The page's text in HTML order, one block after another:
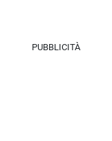
PUBBLICITÀ